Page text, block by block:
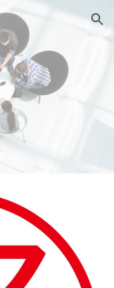
Skip to navigation